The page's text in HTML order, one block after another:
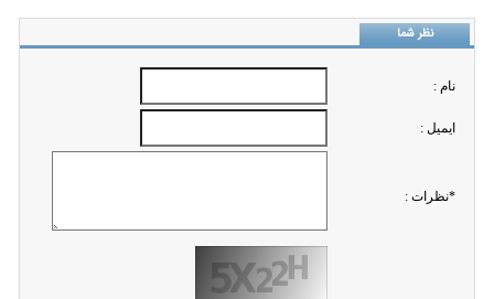
نظر شما
نام :
ايميل :
*نظرات :